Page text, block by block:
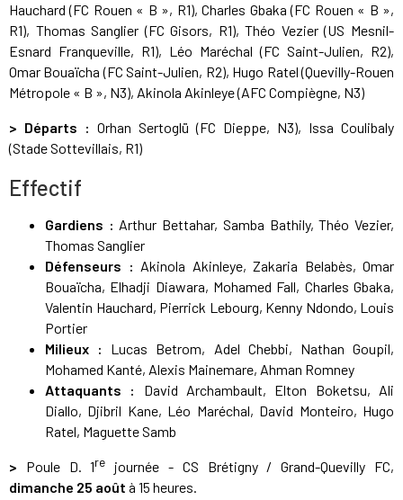
Hauchard (FC Rouen « B », R1), Charles Gbaka (FC Rouen « B »,
R1), Thomas Sanglier (FC Gisors, R1), Théo Vezier (US Mesnil-
Esnard Franqueville, R1), Léo Maréchal (FC Saint-Julien, R2),
Omar Bouaïcha (FC Saint-Julien, R2), Hugo Ratel (Quevilly-Rouen
Métropole « B », N3), Akinola Akinleye (AFC Compiègne, N3)
> Départs : Orhan Sertoglü (FC Dieppe, N3), Issa Coulibaly
(Stade Sottevillais, R1)
Effectif
Gardiens : Arthur Bettahar, Samba Bathily, Théo Vezier,
Thomas Sanglier
Défenseurs : Akinola Akinleye, Zakaria Belabès, Omar
Bouaïcha, Elhadji Diawara, Mohamed Fall, Charles Gbaka,
Valentin Hauchard, Pierrick Lebourg, Kenny Ndondo, Louis
Portier
Milieux :
Lucas Betrom, Adel Chebbi, Nathan Goupil,
Mohamed Kanté, Alexis Mainemare, Ahman Romney
Attaquants :
David Archambault, Elton Boketsu, Ali
Diallo, Djibril Kane, Léo Maréchal, David Monteiro, Hugo
Ratel, Maguette Samb
> Poule D. 1re
journée - CS Brétigny / Grand-Quevilly FC,
dimanche 25 août à 15 heures.